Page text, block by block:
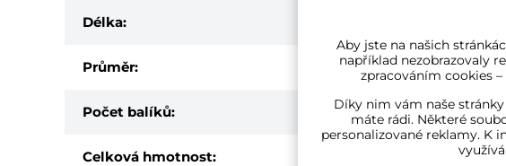
Délka:
Průměr: 4,2 cm
Počet balíků: 1
Celková hmotnost: 2Kg
Aby jste na našich
například nezobrazovaly
zpracováním cookies
Díky nim vám naše
máte rádi. Některé
personalizované reklamy. K